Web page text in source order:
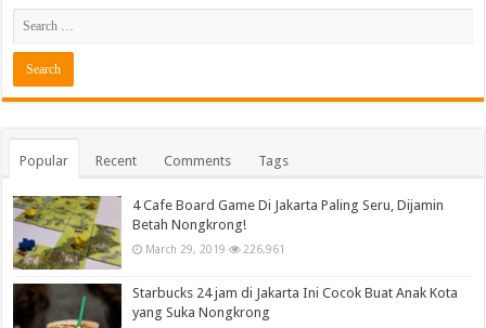
Popular Recent Comments Tags
4 Cafe Board Game Di Jakarta Paling Seru, Dijamin
Betah Nongkrong!
March 29, 2019 226,961
Starbucks 24 jam di Jakarta Ini Cocok Buat Anak Kota
yang Suka Nongkrong